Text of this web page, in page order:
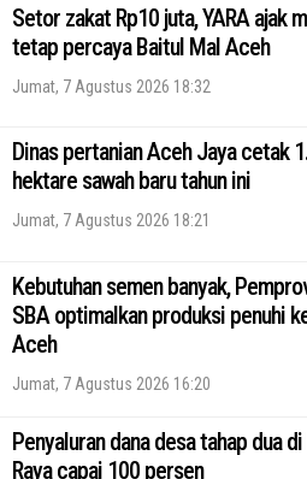
Setor zakat Rp10 juta, YARA ajak
tetap percaya Baitul Mal Aceh
Jumat, 7 Agustus 2026 18:32
Dinas pertanian Aceh Jaya cetak
hektare sawah baru tahun ini
Jumat, 7 Agustus 2026 18:21
Kebutuhan semen banyak,
SBA optimalkan produksi penuhi
Aceh
Jumat, 7 Agustus 2026 16:20
Penyaluran dana desa tahap dua
Raya capai 100 persen